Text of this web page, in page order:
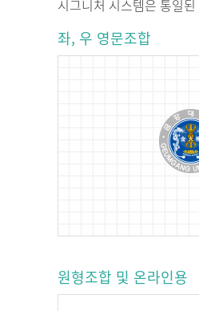
시그니처 시스템은 통일
좌, 우 영문조합
원형조합 및 온라인용